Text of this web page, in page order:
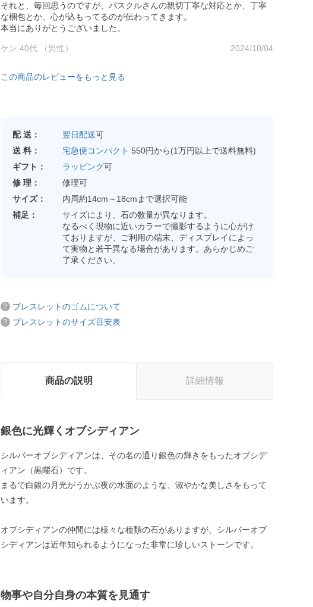
それと、毎回思うのですが、パスクルさんの親切丁寧な対応とか、丁寧
な梱包とか、心が込もってるのが伝わってきます。
本当にありがとうございました。
ケン 40代 （男性） 2024/10/04
この商品のレビューをもっと見る
配 送： 翌日配送可
送 料：
宅急便コンパクト 550円から(1万円以上で送料無料)
ギフト：
ラッピング可
修 理：
修理可
サイズ：
内周約14cm～18cmまで選択可能
補足：
サイズにより、石の数量が異なります。
なるべく現物に近いカラーで撮影するように心がけ
ておりますが、ご利用の端末、ディスプレイによっ
て実物と若干異なる場合があります。あらかじめご
了承ください。
ブレスレットのゴムについて
ブレスレットのサイズ目安表
商品の説明 詳細情報
銀色に光輝くオブシディアン
シルバーオブシディアンは、その名の通り銀色の輝きをもったオブシデ
ィアン（黒曜石）です。
まるで白銀の月光がうかぶ夜の水面のような、淑やかな美しさをもって
います。
オブシディアンの仲間には様々な種類の石がありますが、シルバーオブ
シディアンは近年知られるようになった非常に珍しいストーンです。
物事や自分自身の本質を見通す